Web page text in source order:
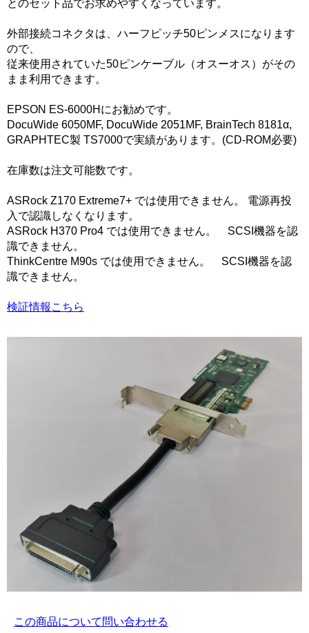
とのセット品でお求めやすくなっています。
外部接続コネクタは、ハーフピッチ50ピンメスになります
ので、
従来使用されていた50ピンケーブル（オスーオス）がその
まま利用できます。
EPSON ES-6000Hにお勧めです。
DocuWide 6050MF, DocuWide 2051MF, BrainTech 8181α,
GRAPHTEC製 TS7000で実績があります。(CD-ROM必要)
在庫数は注文可能数です。
ASRock Z170 Extreme7+ では使用できません。 電源再投
入で認識しなくなります。
ASRock H370 Pro4 では使用できません。 SCSI機器を認
識できません。
ThinkCentre M90s では使用できません。 SCSI機器を認
識できません。
検証情報こちら
この商品について問い合わせる